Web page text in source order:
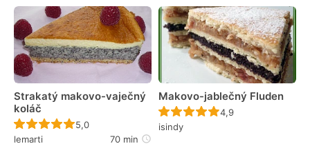
Strakatý makovo-vaječný
koláč
Recept ještě nebyl hodnocen
5,0
lemarti
70 min
Makovo-jablečný Fluden
Recept ještě nebyl
4,9
isindy